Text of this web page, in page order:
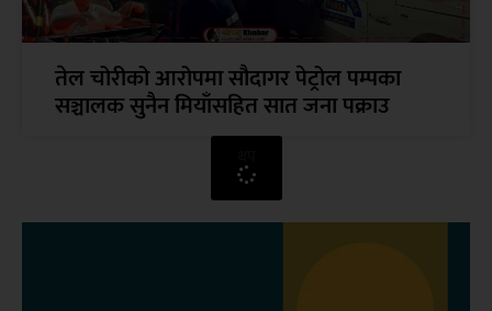
तेल चोरीको आरोपमा सौदागर पेट्रोल पम्पका
सञ्चालक सुनैन मियाँसहित सात जना पक्राउ